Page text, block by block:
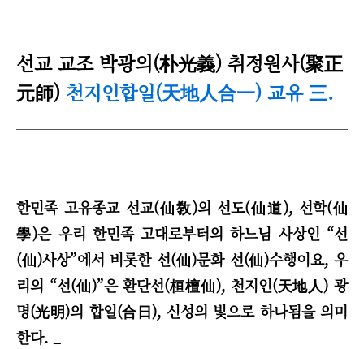
선교 교조 박광의(朴光義) 취정원사(聚正
元師) 천지인합일(天地人合一) 교유 三.
한민족 고유종교 선교(仙敎)의 선도(仙道), 선학(仙
學)은 우리 한민족 고대로부터의 하느님 사상인 “선
(仙)사상”에서 비롯한 선(仙)문화 선(仙)수행이요, 우
리의 “선(仙)”은 환단선(桓檀仙), 천지인(天地人) 광
명(光明)의 합일(合日), 신성의 빛으로 하나됨을 의미
한다. _